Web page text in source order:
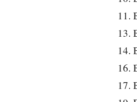
11.
13.
14.
16.
17.